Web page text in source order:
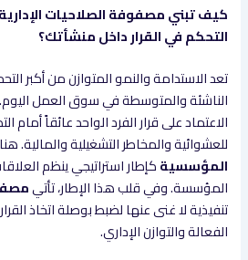
كيف تبني مصفوفة الصلاحيات
التحكم في القرار داخل منشأتك؟
تعد الاستدامة والنمو المتوازن من أكبر
الناشئة والمتوسطة في سوق العمل
الاعتماد على قرار الفرد الواحد عائقاً أمام
للعشوائية والمخاطر التشغيلية والمالية. هنا
المؤسسيةكإطار استراتيجي ينظم
المؤسسة. وفي قلب هذا الإطار، تأتي
تنفيذية لا غنى عنها لضبط بوصلة اتخاذ
الفعالة والتوازن الإداري.